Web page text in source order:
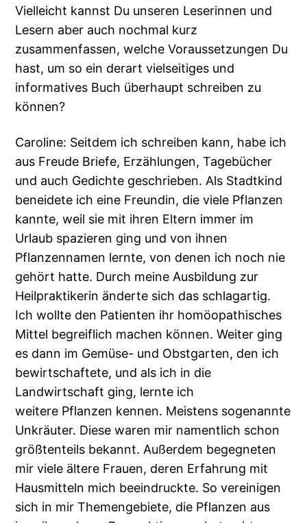
Vielleicht kannst Du unseren Leserinnen und
Lesern aber auch nochmal kurz
zusammenfassen, welche Voraussetzungen Du
hast, um so ein derart vielseitiges und
informatives Buch überhaupt schreiben zu
können?
Caroline: Seitdem ich schreiben kann, habe ich
aus Freude Briefe, Erzählungen, Tagebücher
und auch Gedichte geschrieben. Als Stadtkind
beneidete ich eine Freundin, die viele Pflanzen
kannte, weil sie mit ihren Eltern immer im
Urlaub spazieren ging und von ihnen
Pflanzennamen lernte, von denen ich noch nie
gehört hatte. Durch meine Ausbildung zur
Heilpraktikerin änderte sich das schlagartig.
Ich wollte den Patienten ihr homöopathisches
Mittel begreiflich machen können. Weiter ging
es dann im Gemüse- und Obstgarten, den ich
bewirtschaftete, und als ich in die
Landwirtschaft ging, lernte ich
weitere Pflanzen kennen. Meistens sogenannte
Unkräuter. Diese waren mir namentlich schon
größtenteils bekannt. Außerdem begegneten
mir viele ältere Frauen, deren Erfahrung mit
Hausmitteln mich beeindruckte. So vereinigen
sich in mir Themengebiete, die Pflanzen aus